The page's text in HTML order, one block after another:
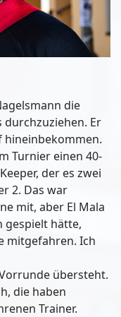
die
Er
hineinbekommen.
Turnier einen 40-
der es zwei
2. Das war
mit, aber El Mala
gespielt hätte,
mitgefahren. Ich
übersteht.
die haben
Trainer.